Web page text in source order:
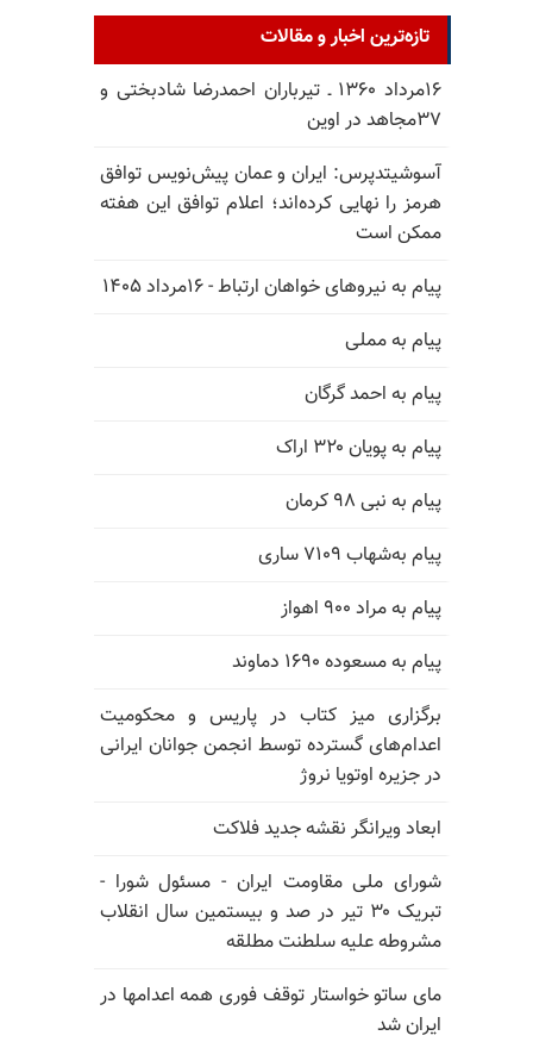
تازه‌ترین اخبار و مقالات
۱۶مرداد ۱۳۶۰ ـ تیرباران احمدرضا شادبختی و
۳۷مجاهد در اوین
آسوشیتدپرس: ایران و عمان پیش‌نویس توافق
هرمز را نهایی کرده‌اند؛ اعلام توافق این هفته
ممکن است
پیام به نیروهای خواهان ارتباط - ۱۶مرداد ۱۴۰۵
پیام به مملی
پیام به احمد گرگان
پیام به پویان ۳۲۰ اراک
پیام به نبی ۹۸ کرمان
پیام به‌شهاب ۷۱۰۹ ساری
پیام به مراد ۹۰۰ اهواز
پیام به مسعوده ۱۶۹۰ دماوند
برگزاری میز کتاب در پاریس و محکومیت
اعدام‌های گسترده توسط انجمن جوانان ایرانی
در جزیره اوتویا نروژ
ابعاد ویرانگر نقشه جدید فلاکت
شورای ملی مقاومت ایران - مسئول شورا -
تبریک ۳۰ تیر در صد و بیستمین سال انقلاب
مشروطه علیه سلطنت مطلقه
مای ساتو خواستار توقف فوری همه اعدامها در
ایران شد